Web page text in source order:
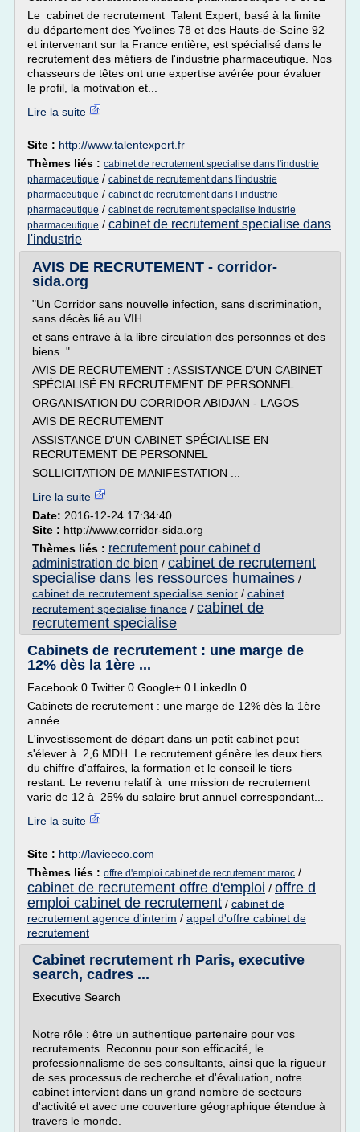
Le cabinet de recrutement Talent Expert, basé à la limite
du département des Yvelines 78 et des Hauts-de-Seine 92
et intervenant sur la France entière, est spécialisé dans le
recrutement des métiers de l'industrie pharmaceutique. Nos
chasseurs de têtes ont une expertise avérée pour évaluer
le profil, la motivation et...
Lire la suite
Site : http://www.talentexpert.fr
Thèmes liés : cabinet de recrutement specialise dans l'industrie
pharmaceutique / cabinet de recrutement dans l'industrie
pharmaceutique / cabinet de recrutement dans l industrie
pharmaceutique / cabinet de recrutement specialise industrie
pharmaceutique / cabinet de recrutement specialise dans
l'industrie
AVIS DE RECRUTEMENT - corridor-
sida.org
"Un Corridor sans nouvelle infection, sans discrimination,
sans décès lié au VIH
et sans entrave à la libre circulation des personnes et des
biens ."
AVIS DE RECRUTEMENT : ASSISTANCE D'UN CABINET
SPÉCIALISÉ EN RECRUTEMENT DE PERSONNEL
ORGANISATION DU CORRIDOR ABIDJAN - LAGOS
AVIS DE RECRUTEMENT
ASSISTANCE D'UN CABINET SPÉCIALISE EN
RECRUTEMENT DE PERSONNEL
SOLLICITATION DE MANIFESTATION ...
Lire la suite
Date: 2016-12-24 17:34:40
Site : http://www.corridor-sida.org
Thèmes liés : recrutement pour cabinet d
administration de bien / cabinet de recrutement
specialise dans les ressources humaines /
cabinet de recrutement specialise senior / cabinet
recrutement specialise finance / cabinet de
recrutement specialise
Cabinets de recrutement : une marge de
12% dès la 1ère ...
Facebook 0 Twitter 0 Google+ 0 LinkedIn 0
Cabinets de recrutement : une marge de 12% dès la 1ère
année
L'investissement de départ dans un petit cabinet peut
s'élever à 2,6 MDH. Le recrutement génère les deux tiers
du chiffre d'affaires, la formation et le conseil le tiers
restant. Le revenu relatif à une mission de recrutement
varie de 12 à 25% du salaire brut annuel correspondant...
Lire la suite
Site : http://lavieeco.com
Thèmes liés : offre d'emploi cabinet de recrutement maroc /
cabinet de recrutement offre d'emploi / offre d
emploi cabinet de recrutement / cabinet de
recrutement agence d'interim / appel d'offre cabinet de
recrutement
Cabinet recrutement rh Paris, executive
search, cadres ...
Executive Search
Notre rôle : être un authentique partenaire pour vos
recrutements. Reconnu pour son efficacité, le
professionnalisme de ses consultants, ainsi que la rigueur
de ses processus de recherche et d'évaluation, notre
cabinet intervient dans un grand nombre de secteurs
d'activité et avec une couverture géographique étendue à
travers le monde.